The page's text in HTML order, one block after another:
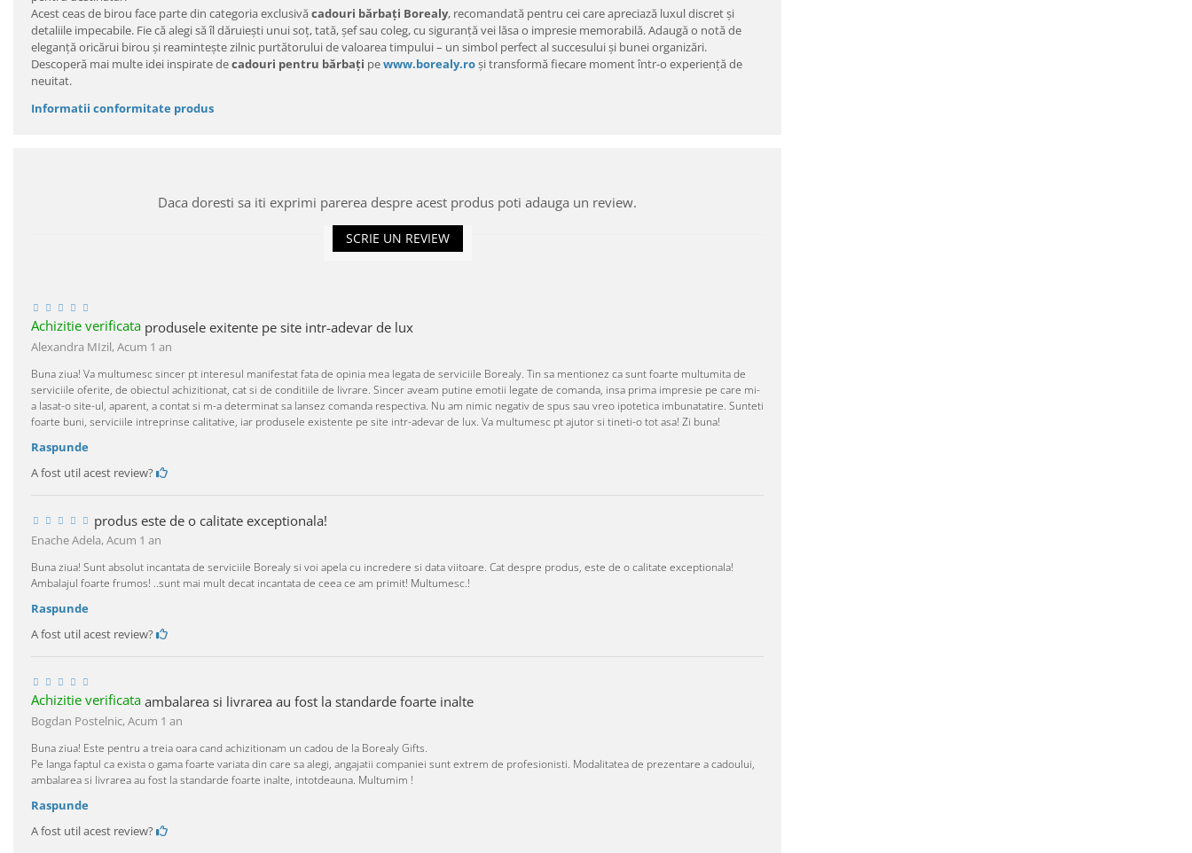
Acest ceas de birou face parte din categoria exclusivăcadouri bărbați Borealy, recomandată pentru cei care apreciază luxul discret și
detaliile impecabile. Fie că alegi să îl dăruiești unui soț, tată, șef sau coleg, cu siguranță vei lăsa o impresie memorabilă. Adaugă o notă de
eleganță oricărui birou și reamintește zilnic purtătorului de valoarea timpului – un simbol perfect al succesului și bunei organizări.
Descoperă mai multe idei inspirate decadouri pentru bărbați pewww.borealy.roși transformă fiecare moment într-o experiență de
neuitat.
Informatii conformitate produs
Daca doresti sa iti exprimi parerea despre acest produs poti adauga un review.
SCRIE UN REVIEW
Achizitie verificata produsele exitente pe site intr-adevar de lux
Alexandra MIzil,Acum 1 an
Buna ziua! Va multumesc sincer pt interesul manifestat fata de opinia mea legata de serviciile Borealy. Tin sa mentionez ca sunt foarte multumita de
serviciile oferite, de obiectul achizitionat, cat si de conditiile de livrare. Sincer aveam putine emotii legate de comanda, insa prima impresie pe care mi-
a lasat-o site-ul, aparent, a contat si m-a determinat sa lansez comanda respectiva. Nu am nimic negativ de spus sau vreo ipotetica imbunatatire. Sunteti
foarte buni, serviciile intreprinse calitative, iar produsele existente pe site intr-adevar de lux. Va multumesc pt ajutor si tineti-o tot asa! Zi buna!
Raspunde
A fost util acest review?
produs este de o calitate exceptionala!
Enache Adela,Acum 1 an
Buna ziua! Sunt absolut incantata de serviciile Borealy si voi apela cu incredere si data viitoare. Cat despre produs, este de o calitate exceptionala!
Ambalajul foarte frumos! ..sunt mai mult decat incantata de ceea ce am primit! Multumesc.!
Raspunde
A fost util acest review?
Achizitie verificata ambalarea si livrarea au fost la standarde foarte inalte
Bogdan Postelnic,Acum 1 an
Buna ziua! Este pentru a treia oara cand achizitionam un cadou de la Borealy Gifts.
Pe langa faptul ca exista o gama foarte variata din care sa alegi, angajatii companiei sunt extrem de profesionisti. Modalitatea de prezentare a cadoului,
ambalarea si livrarea au fost la standarde foarte inalte, intotdeauna. Multumim !
Raspunde
A fost util acest review?